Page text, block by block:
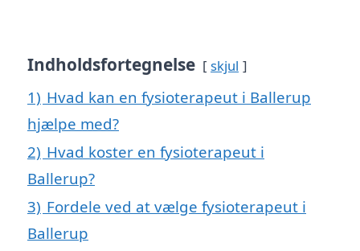
Indholdsfortegnelse skjul
1) Hvad kan en fysioterapeut i Ballerup
hjælpe med?
2) Hvad koster en fysioterapeut i
Ballerup?
3) Fordele ved at vælge fysioterapeut i
Ballerup